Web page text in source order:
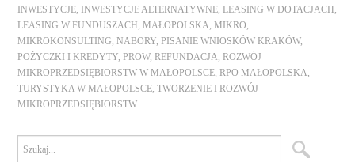
INWESTYCJE, INWESTYCJE ALTERNATYWNE,LEASING W DOTACJACH,
LEASING W FUNDUSZACH,MAŁOPOLSKA,MIKRO,
MIKROKONSULTING,NABORY, PISANIE WNIOSKÓW KRAKÓW,
POŻYCZKI I KREDYTY, PROW, REFUNDACJA, ROZWÓJ
MIKROPRZEDSIĘBIORSTW W MAŁOPOLSCE, RPO MAŁOPOLSKA,
TURYSTYKA W MAŁOPOLSCE,TWORZENIE I ROZWÓJ
MIKROPRZEDSIĘBIORSTW